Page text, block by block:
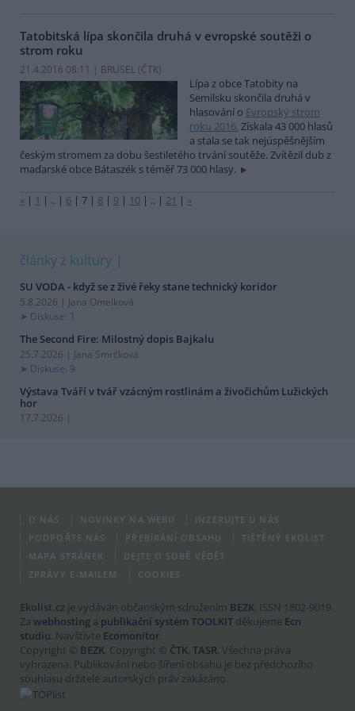
Tatobitská lípa skončila druhá v evropské soutěži o
strom roku
21.4.2016 08:11 | BRUSEL (ČTK)
Lípa z obce Tatobity na
Semilsku skončila druhá v
hlasování o Evropský strom
roku 2016. Získala 43 000 hlasů
a stala se tak nejúspěšnějším
českým stromem za dobu šestiletého trvání soutěže. Zvítězil dub z
maďarské obce Bátaszék s téměř 73 000 hlasy.
« | 1 | .. | 6 | 7 | 8 | 9 | 10 | .. | 21 | »
články z kultury
SU VODA - když se z živé řeky stane technický koridor
5.8.2026 | Jana Omelková
Diskuse: 1
The Second Fire: Milostný dopis Bajkalu
25.7.2026 | Jana Smrčková
Diskuse: 9
Výstava Tváří v tvář vzácným rostlinám a živočichům Lužických
hor
17.7.2026 |
O NÁS NOVINKY NA WEBU
INZERUJTE U NÁS
PODPOŘTE NÁS
PŘEBÍRÁNÍ OBSAHU
TIŠTĚNÝ EKOLIST
MAPA STRÁNEK
DEJTE O SOBĚ VĚDĚT
ZPRÁVY E-MAILEM
COOKIES
Ekolist.cz je vydáván občanským sdružením BEZK. ISSN 1802-9019.
Za webhosting a publikační systém TOOLKIT děkujeme Ecn
studiu. Navštivte Ecomonitor.
Copyright © BEZK. Copyright © ČTK, TASR. Všechna práva
vyhrazena. Publikování nebo šíření obsahu je bez předchozího
souhlasu držitele autorských práv zakázáno.